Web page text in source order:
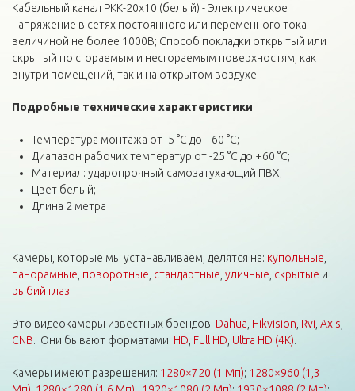
Кабельный канал РКК-20х10 (белый) - Электрическое
напряжение в сетях постоянного или переменного тока
величиной не более 1000В; Способ покладки открытый или
скрытый по сгораемым и несгораемым поверхностям, как
внутри помещений, так и на открытом воздухе
Подробные технические характеристики
Температура монтажа от -5 °C до +60 °C;
Диапазон рабочих температур от -25 °C до +60 °C;
Материал: ударопрочный самозатухающий ПВХ;
Цвет белый;
Длина 2 метра
Камеры, которые мы устанавливаем, делятся на: купольные
панорамные поворотные стандартные уличные скрытые и
рыбий глаз.
Это видеокамеры известных брендов: Dahua Hikvision Rvi Axis
CNB. Они бывают форматами: HD Full HD Ultra HD (4K).
Камеры имеют разрешения: 1280×720 (1 Мп); 1280×960 (1,3